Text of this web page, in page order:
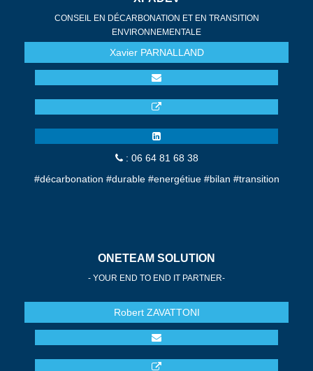
CONSEIL EN DÉCARBONATION ET EN TRANSITION
ENVIRONNEMENTALE
Xavier PARNALLAND
: 06 64 81 68 38
#décarbonation #durable #energétiue #bilan #transition
ONETEAM SOLUTION
- YOUR END TO END IT PARTNER-
Robert ZAVATTONI